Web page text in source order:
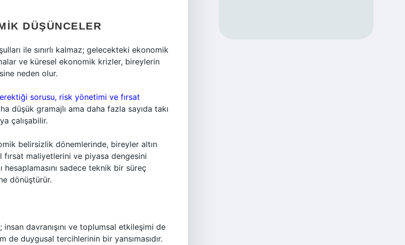
DÜŞÜNCELER
ile sınırlı kalmaz; gelecekteki ekonomik
ve küresel ekonomik krizler, bireylerin
neden olur.
sorusu, risk yönetimi ve fırsat
düşük gramajlı ama daha fazla sayıda takı
çalışabilir.
belirsizlik dönemlerinde, bireyler altın
fırsat maliyetlerini ve piyasa dengesini
sadece teknik bir süreç
dönüştürür.
davranışını ve toplumsal etkileşimi de
de duygusal tercihlerinin bir yansımasıdır.